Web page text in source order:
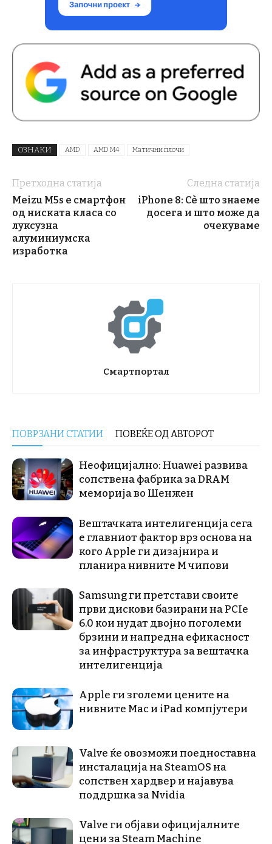
ОЗНАКИ AMD AMD M4 Матични плочи
Претходна статија
Meizu M5s е смартфон
од ниската класа со
луксузна
алуминиумска
изработка
Следна статија
iPhone 8: Сè што знаеме
досега и што може да
очекуваме
Смартпортал
ПОВРЗАНИ СТАТИИ ПОВЕЌЕ ОД АВТОРОТ
Неофицијално: Huawei развива
сопствена фабрика за DRAM
меморија во Шенжен
Вештачката интелигенција сега
е главниот фактор врз основа на
кого Apple ги дизајнира и
планира нивните М чипови
Samsung ги претстави своите
први дискови базирани на PCIe
6.0 кои нудат двојно поголеми
брзини и напредна ефикасност
за инфраструктура за вештачка
интелигенција
Apple ги зголеми цените на
нивните Mac и iPad компјутери
Valve ќе овозможи поедноставна
инсталација на SteamOS на
сопствен хардвер и најавува
поддршка за Nvidia
Valve ги објави официјалните
цени за Steam Machine